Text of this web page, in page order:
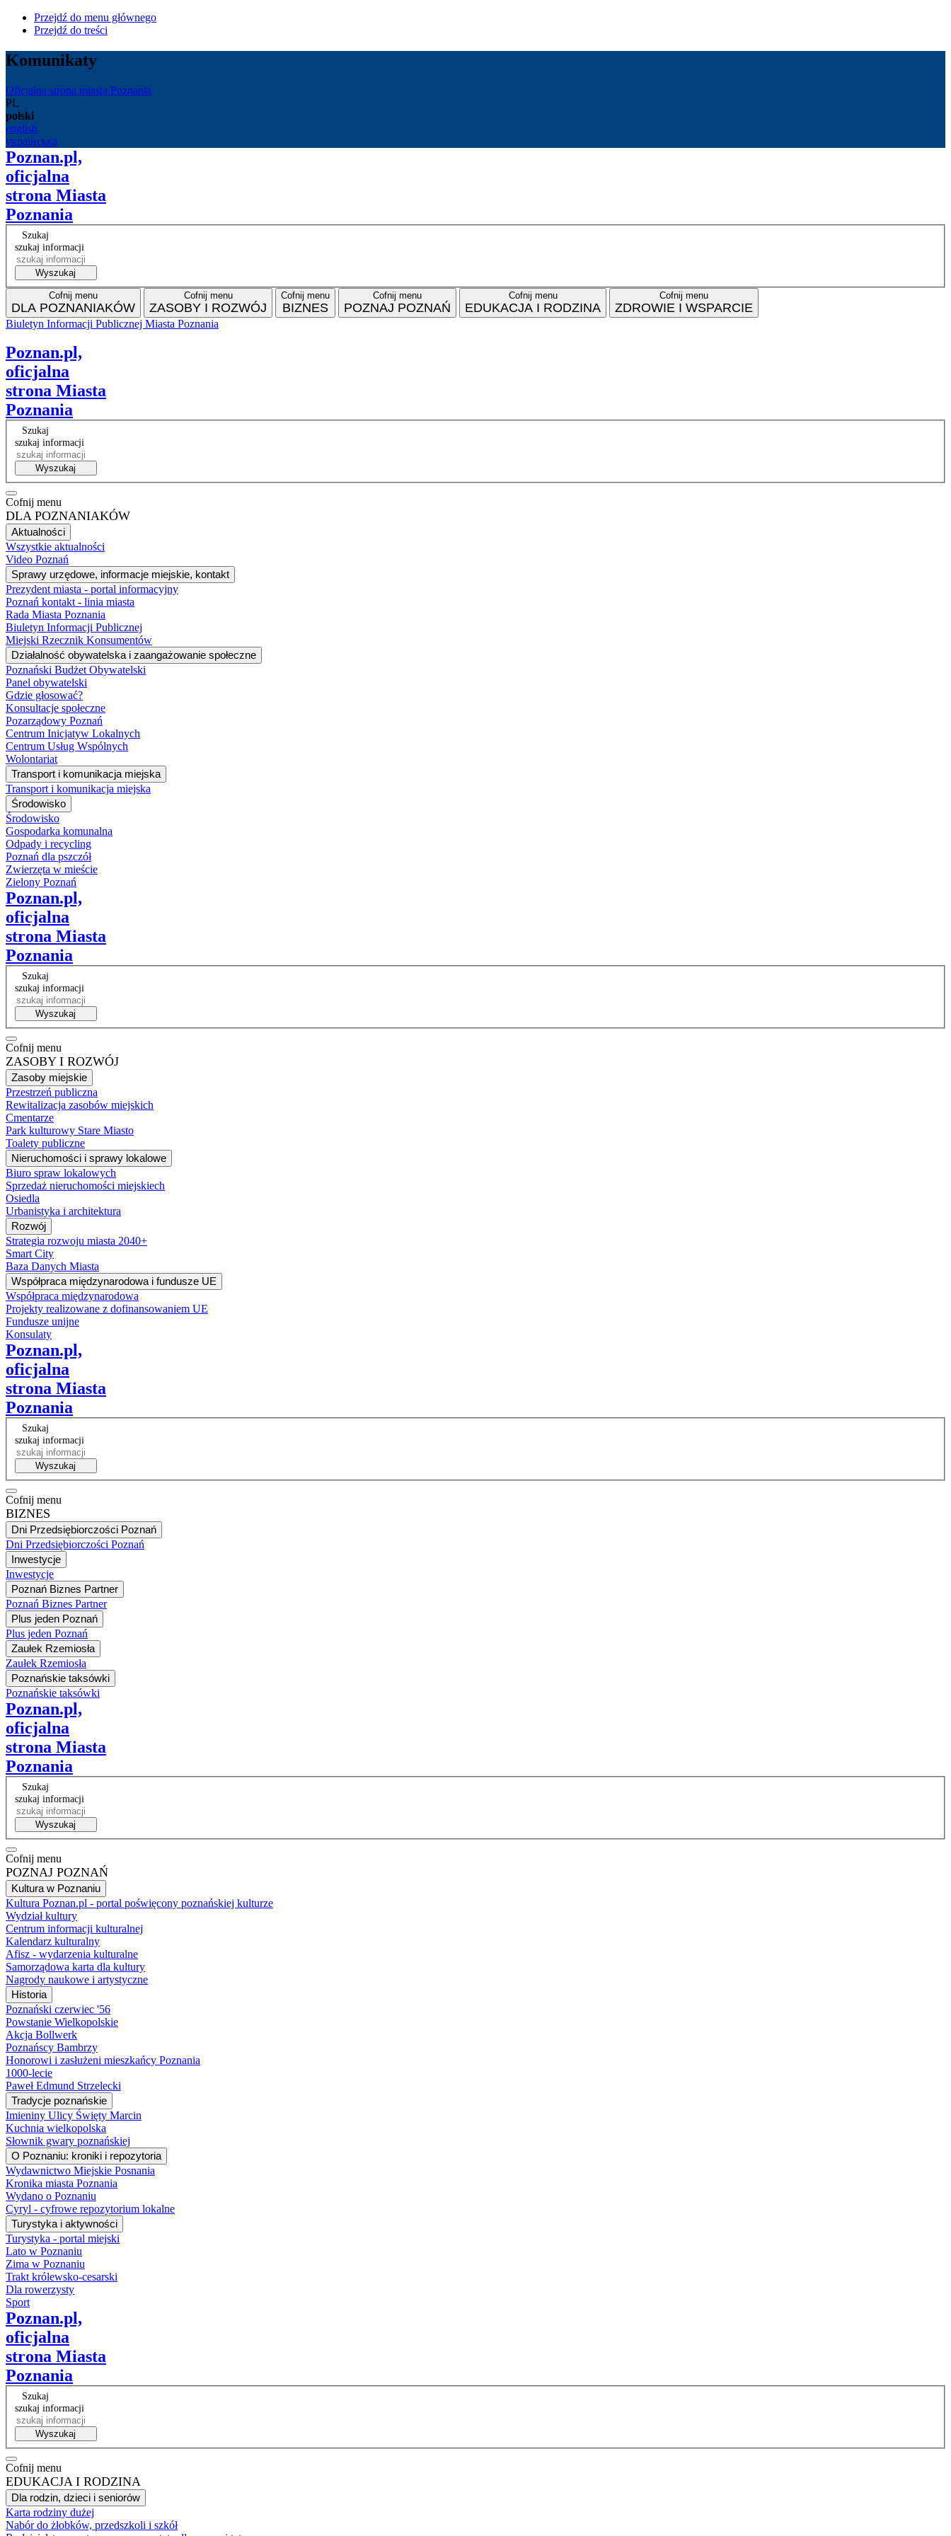
Przejdź do menu głównego
Przejdź do treści
Komunikaty
Oficjalna strona miasta Poznania
PL
polski
english
українська
Poznan.pl,
oficjalna
strona Miasta
Poznania
Szukaj
szukaj informacji
Wyszukaj
Cofnij menu
DLA POZNANIAKÓW
Cofnij menu
ZASOBY I ROZWÓJ
Cofnij menu
BIZNES
Cofnij menu
POZNAJ POZNAŃ
Cofnij menu
EDUKACJA I RODZINA
Cofnij menu
ZDROWIE I WSPARCIE
Biuletyn Informacji Publicznej Miasta Poznania
Poznan.pl,
oficjalna
strona Miasta
Poznania
Szukaj
szukaj informacji
Wyszukaj
Cofnij menu
DLA POZNANIAKÓW
Aktualności
Wszystkie aktualności
Video Poznań
Sprawy urzędowe, informacje miejskie, kontakt
Prezydent miasta - portal informacyjny
Poznań kontakt - linia miasta
Rada Miasta Poznania
Biuletyn Informacji Publicznej
Miejski Rzecznik Konsumentów
Działalność obywatelska i zaangażowanie społeczne
Poznański Budżet Obywatelski
Panel obywatelski
Gdzie głosować?
Konsultacje społeczne
Pozarządowy Poznań
Centrum Inicjatyw Lokalnych
Centrum Usług Wspólnych
Wolontariat
Transport i komunikacja miejska
Transport i komunikacja miejska
Środowisko
Środowisko
Gospodarka komunalna
Odpady i recycling
Poznań dla pszczół
Zwierzęta w mieście
Zielony Poznań
Poznan.pl,
oficjalna
strona Miasta
Poznania
Szukaj
szukaj informacji
Wyszukaj
Cofnij menu
ZASOBY I ROZWÓJ
Zasoby miejskie
Przestrzeń publiczna
Rewitalizacja zasobów miejskich
Cmentarze
Park kulturowy Stare Miasto
Toalety publiczne
Nieruchomości i sprawy lokalowe
Biuro spraw lokalowych
Sprzedaż nieruchomości miejskiech
Osiedla
Urbanistyka i architektura
Rozwój
Strategia rozwoju miasta 2040+
Smart City
Baza Danych Miasta
Współpraca międzynarodowa i fundusze UE
Współpraca międzynarodowa
Projekty realizowane z dofinansowaniem UE
Fundusze unijne
Konsulaty
Poznan.pl,
oficjalna
strona Miasta
Poznania
Szukaj
szukaj informacji
Wyszukaj
Cofnij menu
BIZNES
Dni Przedsiębiorczości Poznań
Dni Przedsiębiorczości Poznań
Inwestycje
Inwestycje
Poznań Biznes Partner
Poznań Biznes Partner
Plus jeden Poznań
Plus jeden Poznań
Zaułek Rzemiosła
Zaułek Rzemiosła
Poznańskie taksówki
Poznańskie taksówki
Poznan.pl,
oficjalna
strona Miasta
Poznania
Szukaj
szukaj informacji
Wyszukaj
Cofnij menu
POZNAJ POZNAŃ
Kultura w Poznaniu
Kultura Poznan.pl - portal poświęcony poznańskiej kulturze
Wydział kultury
Centrum informacji kulturalnej
Kalendarz kulturalny
Afisz - wydarzenia kulturalne
Samorządowa karta dla kultury
Nagrody naukowe i artystyczne
Historia
Poznański czerwiec '56
Powstanie Wielkopolskie
Akcja Bollwerk
Poznańscy Bambrzy
Honorowi i zasłużeni mieszkańcy Poznania
1000-lecie
Paweł Edmund Strzelecki
Tradycje poznańskie
Imieniny Ulicy Święty Marcin
Kuchnia wielkopolska
Słownik gwary poznańskiej
O Poznaniu: kroniki i repozytoria
Wydawnictwo Miejskie Posnania
Kronika miasta Poznania
Wydano o Poznaniu
Cyryl - cyfrowe repozytorium lokalne
Turystyka i aktywności
Turystyka - portal miejski
Lato w Poznaniu
Zima w Poznaniu
Trakt królewsko-cesarski
Dla rowerzysty
Sport
Poznan.pl,
oficjalna
strona Miasta
Poznania
Szukaj
szukaj informacji
Wyszukaj
Cofnij menu
EDUKACJA I RODZINA
Dla rodzin, dzieci i seniorów
Karta rodziny dużej
Nabór do żłobków, przedszkoli i szkół